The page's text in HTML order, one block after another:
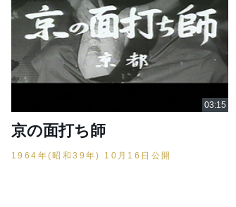
京の面打ち師
1964年(昭和39年) 10月16日公開